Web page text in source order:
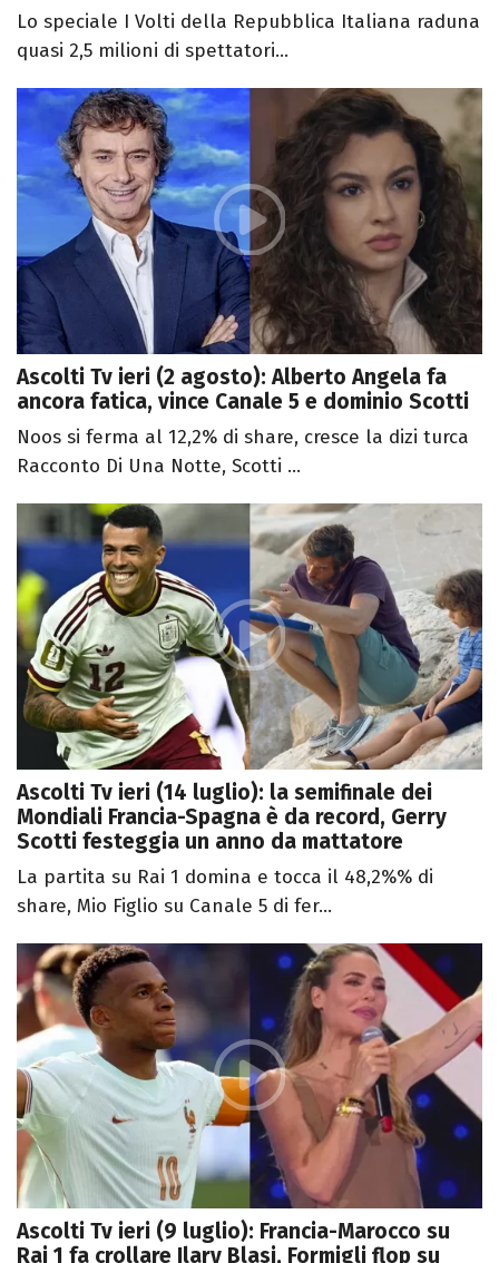
Lo speciale I Volti della Repubblica Italiana raduna
quasi 2,5 milioni di spettatori...
Ascolti Tv ieri (2 agosto): Alberto Angela fa
ancora fatica, vince Canale 5 e dominio Scotti
Noos si ferma al 12,2% di share, cresce la dizi turca
Racconto Di Una Notte, Scotti ...
Ascolti Tv ieri (14 luglio): la semifinale dei
Mondiali Francia-Spagna è da record, Gerry
Scotti festeggia un anno da mattatore
La partita su Rai 1 domina e tocca il 48,2%% di
share, Mio Figlio su Canale 5 di fer...
Ascolti Tv ieri (9 luglio): Francia-Marocco su
Rai 1 fa crollare Ilary Blasi, Formigli flop su